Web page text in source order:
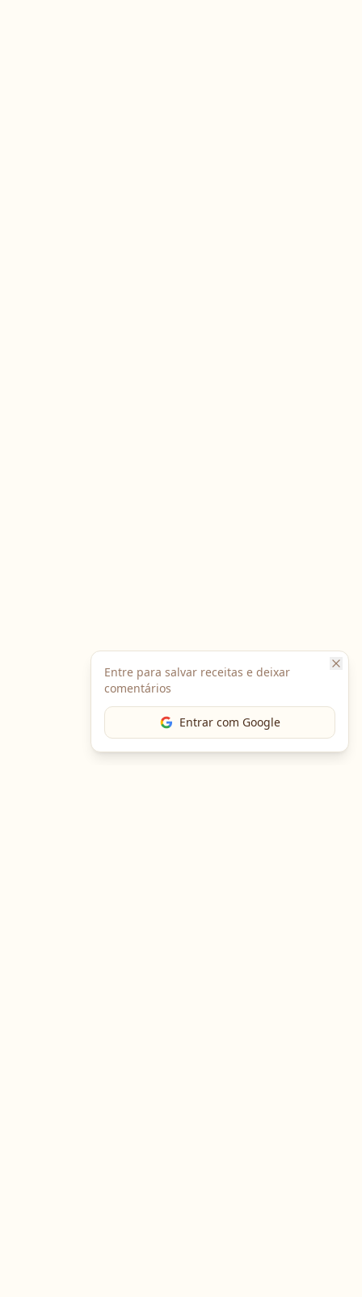
Entre para salvar receitas e deixar
comentários
Entrar com Google